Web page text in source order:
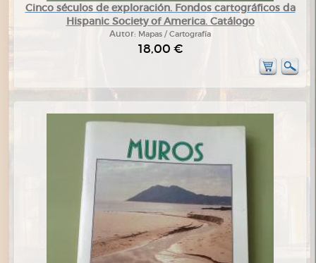
Cinco séculos de exploración. Fondos cartográficos da
Hispanic Society of America. Catálogo
Autor: Mapas / Cartografía
18,00 €